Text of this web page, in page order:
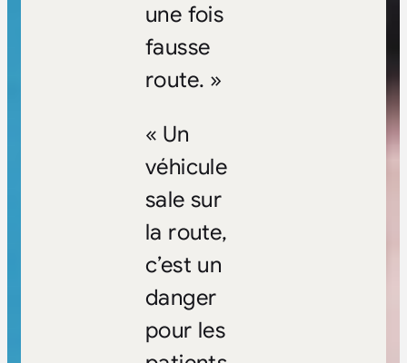
une fois
fausse
route. »
« Un
véhicule
sale sur
la route,
c’est un
danger
pour les